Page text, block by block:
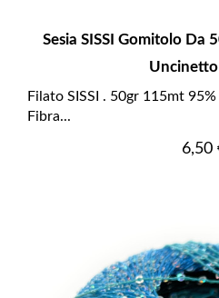
Sesia SISSI Gomitolo Da
Filato SISSI . 50gr 115mt
Fibra...
6,50